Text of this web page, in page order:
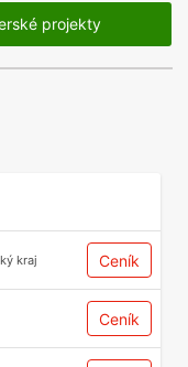
projekty
kraj Ceník
Ceník